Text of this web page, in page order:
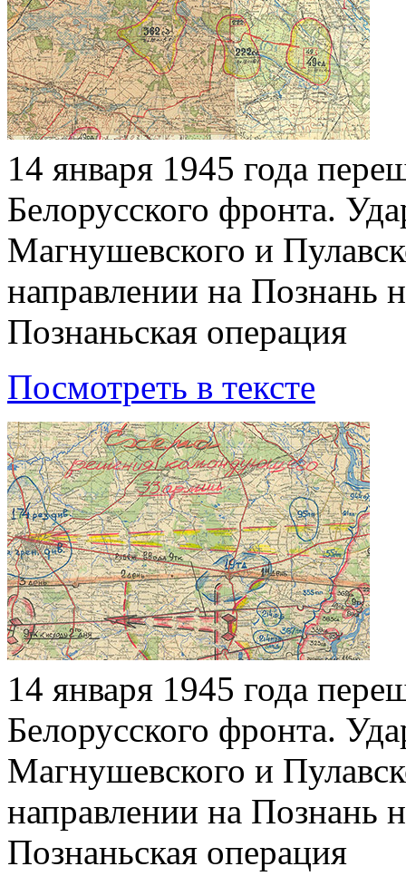
14 января 1945 года
Белорусского фронта.
Магнушевского и
направлении на Познань
Познаньская операция
Посмотреть в тексте
14 января 1945 года
Белорусского фронта.
Магнушевского и
направлении на Познань
Познаньская операция